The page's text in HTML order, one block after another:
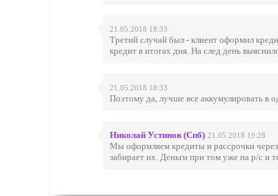
21.05.2018 18:33
Третий случай был - клиент оформил
кредит в итогах дня. На след день
21.05.2018 18:33
Поэтому да, лучше все аккумулировать в
Николай Устинов (Спб) 21.05.2018 19:28
Мы оформляем кредиты и рассрочки
забирает их. Деньги при том уже на р/с и